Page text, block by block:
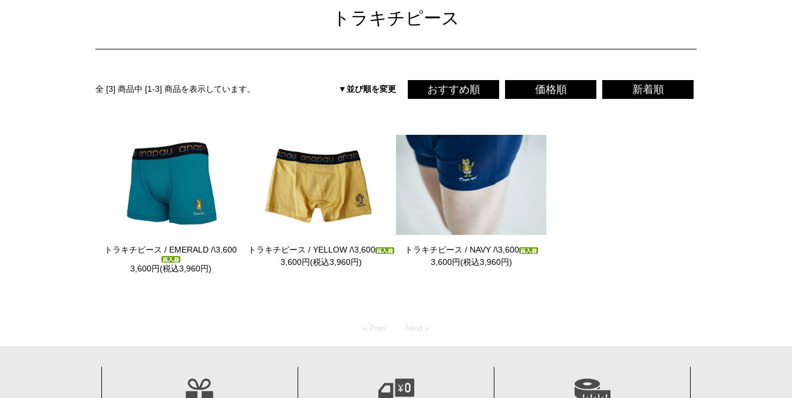
トラキチピース
全 [3] 商品中 [1-3] 商品を表示しています。 ▼並び順を変更 おすすめ順 価格順 新着順
トラキチピース / EMERALD /\3,600
3,600円(税込3,960円)
トラキチピース / YELLOW /\3,600
3,600円(税込3,960円)
トラキチピース / NAVY /\3,600
3,600円(税込3,960円)
« Prev Next »